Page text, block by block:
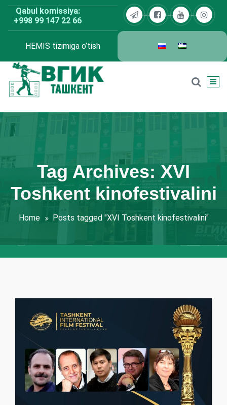
Skip
content
Qabul komissiya:
+998 99 147 22 66
HEMIS tizimiga o’tish
Tag Archives: XVI
Toshkent kinofestivalini
Home Posts tagged "XVI Toshkent kinofestivalini"